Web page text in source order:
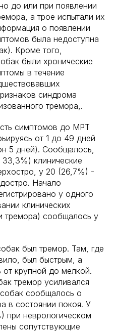
до или при появлении
а трое испытали их
о появлении
была недоступна
Кроме того,
были хронические
в течение
синдрома
тремора,.
симптомов до МРТ
от 1 до 49 дней
5 дней). Сообщалось,
клинические
у 20 (26,7%) -
Начало
у одного
клинических
тремора) сообщалось у
был тремор. Там, где
был быстрым, а
от крупной до мелкой.
тремор усиливался
сообщалось о
в состоянии покоя. У
при неврологическом
сопутствующие